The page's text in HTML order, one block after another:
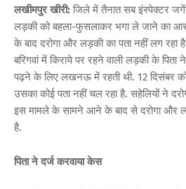
लखीमपुर खीरी: जिले में तैनात सब इंस्पेक्टर
लड़की को बहला-फुसलाकर भगा ले जाने का
के बाद दरोगा और लड़की का पता नहीं लग
बरिगवां में किराये पर रहने वाली लड़की के पिता ने
पढ़ने के लिए लखनऊ में रहती थी. 12 दिसंबर
उसका कोई पता नहीं चल रहा है. सहेलियों ने
इस मामले के सामने आने के बाद से दरोगा और
है.
पिता ने दर्ज करवाया केस